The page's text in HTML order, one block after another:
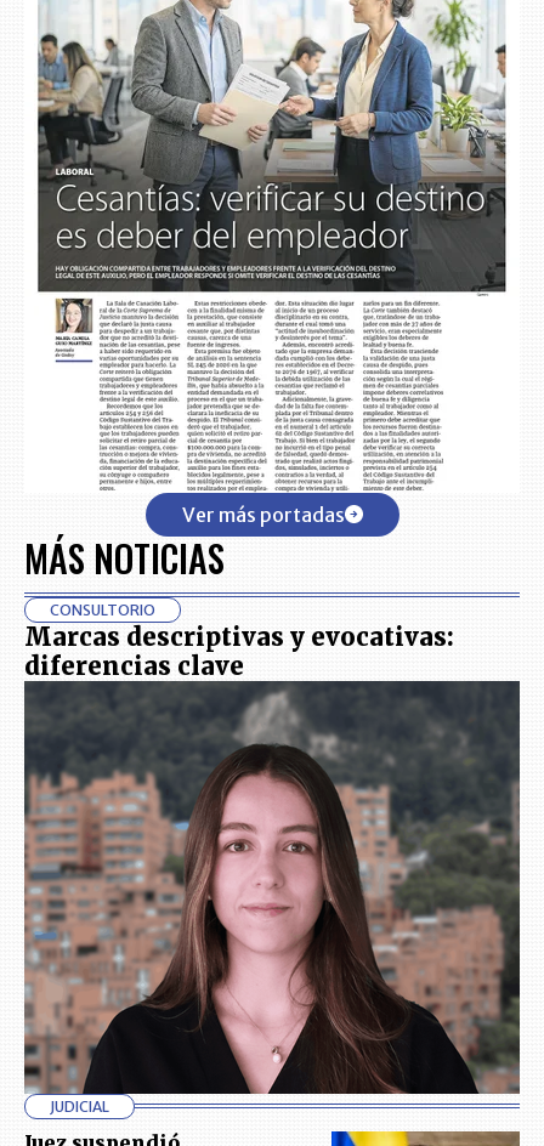
Ver más portadas
MÁS NOTICIAS
CONSULTORIO
Marcas descriptivas y evocativas:
diferencias clave
JUDICIAL